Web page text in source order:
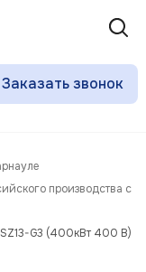
Заказать звонок
производства с
G3 (400кВт 400 В)